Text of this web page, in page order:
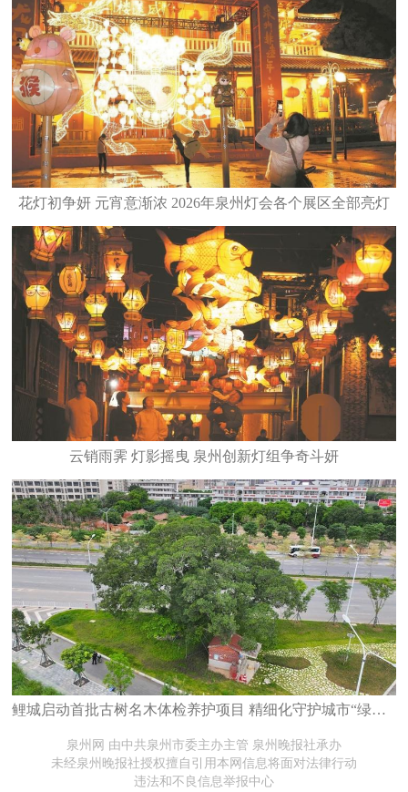
花灯初争妍 元宵意渐浓 2026年泉州灯会各个展区全部亮灯
云销雨霁 灯影摇曳 泉州创新灯组争奇斗妍
鲤城启动首批古树名木体检养护项目 精细化守护城市“绿色文脉”
泉州网 由中共泉州市委主办主管 泉州晚报社承办
未经泉州晚报社授权擅自引用本网信息将面对法律行动
违法和不良信息举报中心